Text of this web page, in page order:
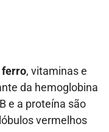
ferro, vitaminas e
da hemoglobina
e a proteína são
vermelhos